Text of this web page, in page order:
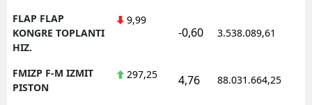
FLAP FLAP
KONGRE TOPLANTI
HIZ.
9,99
-0,60 3.538.089,61
FMIZP F-M IZMIT
PISTON
297,25 4,76 88.031.664,25